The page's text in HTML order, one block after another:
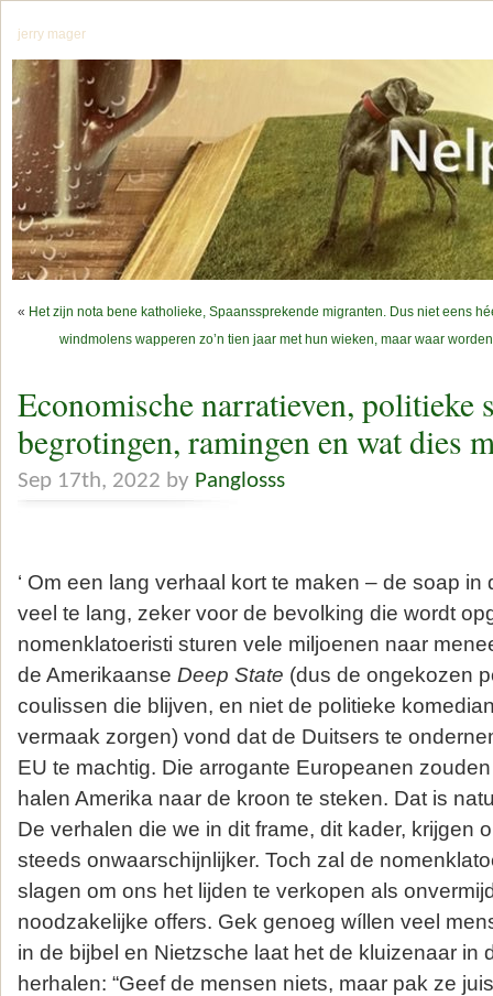
jerry mager
« Het zijn nota bene katholieke, Spaanssprekende migranten. Dus niet eens
windmolens wapperen zo’n tien jaar met hun wieken, maar waar
Economische narratieven, politieke
begrotingen, ramingen en wat dies
Sep 17th, 2022 by Panglosss
‘ Om een lang verhaal kort te maken – de soap
veel te lang, zeker voor de bevolking die wordt
nomenklatoeristi sturen vele miljoenen naar
de Amerikaanse Deep State (dus de ongekozen
coulissen die blijven, en niet de politieke
vermaak zorgen) vond dat de Duitsers te
EU te machtig. Die arrogante Europeanen
halen Amerika naar de kroon te steken. Dat is
De verhalen die we in dit frame, dit kader, krijgen
steeds onwaarschijnlijker. Toch zal de
slagen om ons het lijden te verkopen als
noodzakelijke offers. Gek genoeg wíllen veel
in de bijbel en Nietzsche laat het de kluizenaar in
herhalen: “Geef de mensen niets, maar pak ze